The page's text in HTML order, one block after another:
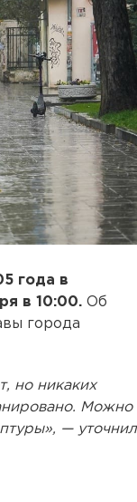
года в
в 10:00. Об
города
но никаких
Можно
— уточнил